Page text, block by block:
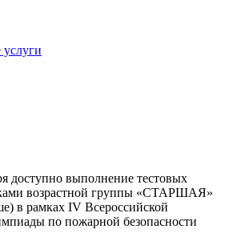
доступно выполнение тестовых
возрастной группы «СТАРШАЯ»
в рамках IV Всероссийской
по пожарной безопасности